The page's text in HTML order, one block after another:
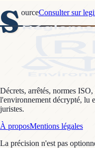
S ourceConsulter sur
Décrets, arrêtés, normes
l'environnement décrypté, lu
juristes.
À proposMentions légales
La précision n'est pas